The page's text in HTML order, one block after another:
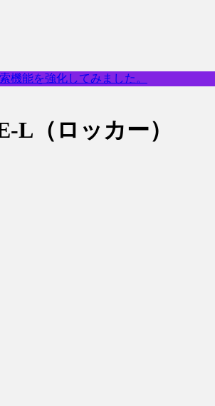
機能を強化してみました。
（ロッカー）